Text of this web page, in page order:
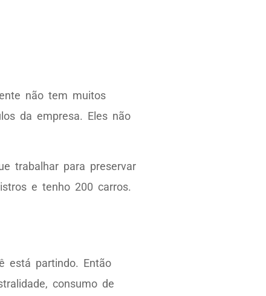
não tem muitos
da empresa. Eles não
trabalhar para preservar
e tenho 200 carros.
está partindo. Então
consumo de